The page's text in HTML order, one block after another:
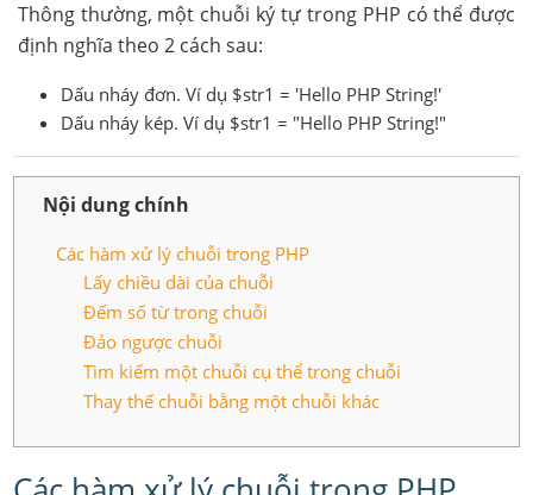
Thông thường, một chuỗi ký tự trong PHP có thể được
định nghĩa theo 2 cách sau:
Dấu nháy đơn. Ví dụ $str1 = 'Hello PHP String!'
Dấu nháy kép. Ví dụ $str1 = "Hello PHP String!"
Nội dung chính
Các hàm xử lý chuỗi trong PHP
Lấy chiều dài của chuỗi
Đếm số từ trong chuỗi
Đảo ngược chuỗi
Tìm kiếm một chuỗi cụ thể trong chuỗi
Thay thế chuỗi bằng một chuỗi khác